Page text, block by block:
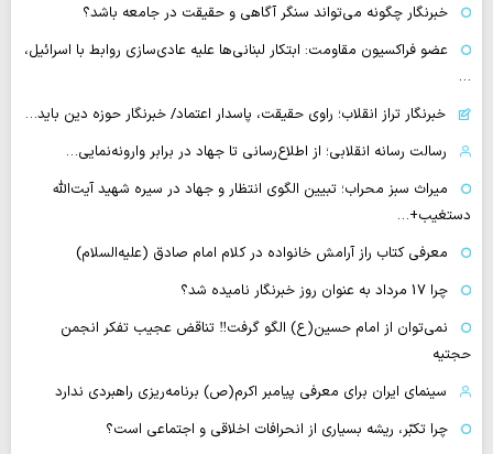
خبرنگار چگونه می‌تواند سنگر آگاهی و حقیقت در جامعه باشد؟
عضو فراکسیون مقاومت: ابتکار لبنانی‌ها علیه عادی‌سازی روابط با اسرائیل،
…
خبرنگار تراز انقلاب؛ راوی حقیقت، پاسدار اعتماد/ خبرنگار حوزه دین باید…
رسالت رسانه انقلابی؛ از اطلاع‌رسانی تا جهاد در برابر وارونه‌نمایی…
میراث سبز محراب؛ تبیین الگوی انتظار و جهاد در سیره شهید آیت‌الله
دستغیب+…
معرفی کتاب راز آرامش خانواده در کلام امام صادق (علیه‌السلام)
چرا 17 مرداد به عنوان روز خبرنگار نامیده شد؟
نمی‌توان از امام حسین(ع) الگو گرفت‼ تناقض عجیب تفکر انجمن
حجتیه
سینمای ایران برای معرفی پیامبر اکرم(ص) برنامه‌ریزی راهبردی ندارد
چرا تکبّر، ریشه بسیاری از انحرافات اخلاقی و اجتماعی است؟